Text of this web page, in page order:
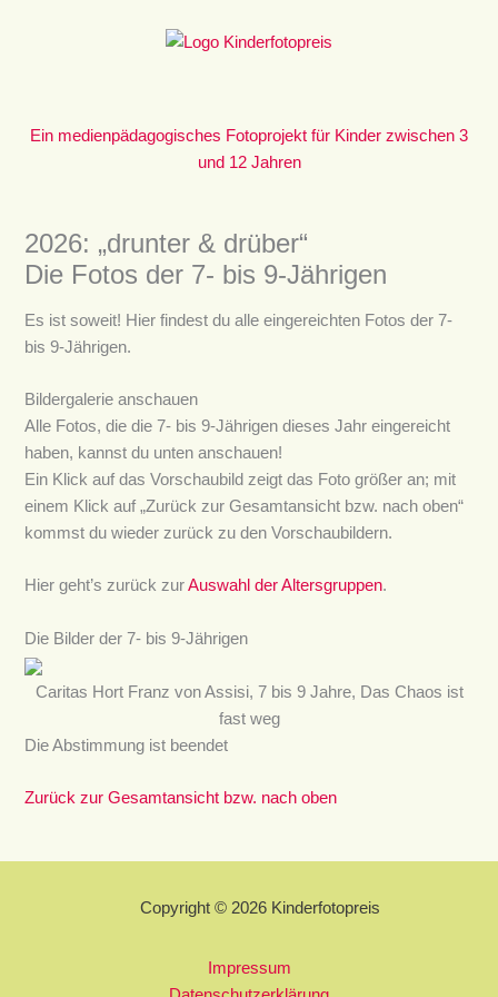
Ein medienpädagogisches Fotoprojekt für Kinder zwischen 3
und 12 Jahren
2026: „drunter & drüber“
Die Fotos der 7- bis 9-Jährigen
Es ist soweit! Hier findest du alle eingereichten Fotos der 7-
bis 9-Jährigen.
Bildergalerie anschauen
Alle Fotos, die die 7- bis 9-Jährigen dieses Jahr eingereicht
haben, kannst du unten anschauen!
Ein Klick auf das Vorschaubild zeigt das Foto größer an; mit
einem Klick auf „Zurück zur Gesamtansicht bzw. nach oben“
kommst du wieder zurück zu den Vorschaubildern.
Hier geht’s zurück zurAuswahl der Altersgruppen.
Die Bilder der 7- bis 9-Jährigen
Caritas Hort Franz von Assisi, 7 bis 9 Jahre, Das Chaos ist
fast weg
Die Abstimmung ist beendet
Zurück zur Gesamtansicht bzw. nach oben
Copyright © 2026 Kinderfotopreis
Impressum